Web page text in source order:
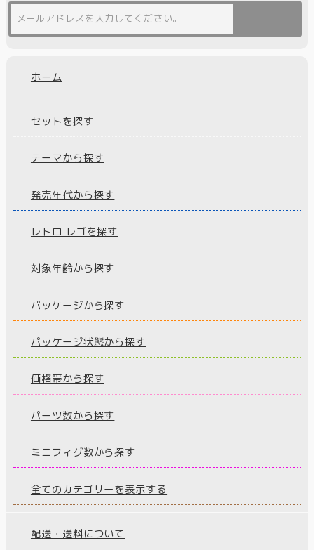
ホーム
セットを探す
テーマから探す
発売年代から探す
レトロ レゴを探す
対象年齢から探す
パッケージから探す
パッケージ状態から探す
価格帯から探す
パーツ数から探す
ミニフィグ数から探す
全てのカテゴリーを表示する
配送・送料について